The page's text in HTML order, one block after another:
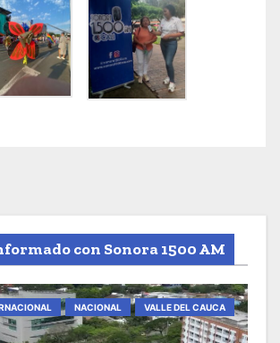
con Sonora 1500 AM
NACIONAL VALLE DEL CAUCA